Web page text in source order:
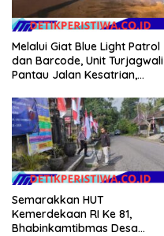
Melalui Giat Blue Light Patrol
dan Barcode, Unit Turjagwali
Pantau Jalan Kesatrian,
Semarakkan HUT
Kemerdekaan RI Ke 81,
Bhabinkamtibmas Desa